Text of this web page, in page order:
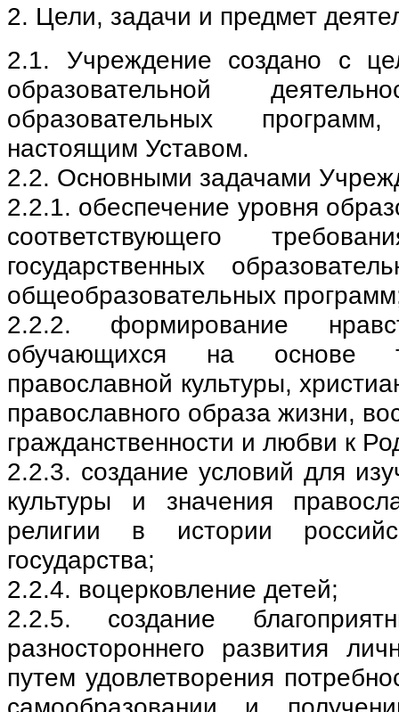
2. Цели, задачи и предмет
2.1. Учреждение создано с
образовательной
образовательных
настоящим Уставом.
2.2. Основными задачами
2.2.1. обеспечение уровня
соответствующего
государственных
общеобразовательных
2.2.2. формирование
обучающихся на основе
православной культуры,
православного образа жизни,
гражданственности и любви к
2.2.3. создание условий для
культуры и значения
религии в истории
государства;
2.2.4. воцерковление детей;
2.2.5. создание
разностороннего развития
путем удовлетворения